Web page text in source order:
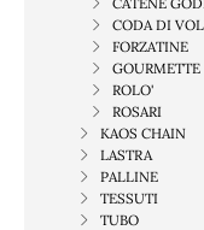
CODA DI
FORZATINE
GOURMETTE
ROLO'
ROSARI
KAOS CHAIN
LASTRA
PALLINE
TESSUTI
TUBO